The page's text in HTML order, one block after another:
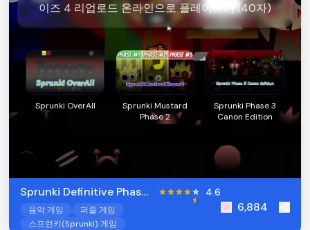
이즈 4 리업로드 온라인으로 플레이하기 (40자)
Sprunki OverAll
Sprunki Mustard
Phase 2
Sprunki Phase 3
Canon Edition
Sprunki Definitive Phase
4 Reupload
4.6
음악 게임
퍼즐 게임
스프런키(Sprunki) 게임
6,884